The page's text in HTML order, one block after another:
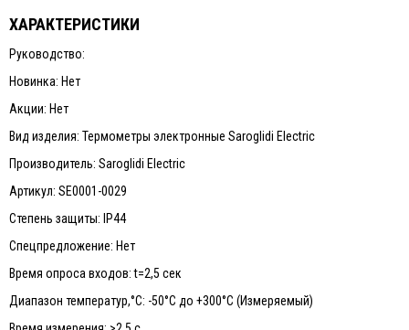
ХАРАКТЕРИСТИКИ
Руководство:
Новинка: Нет
Акции: Нет
Вид изделия: Термометры электронные Saroglidi Electric
Производитель: Saroglidi Electric
Артикул: SE0001-0029
Степень защиты: IP44
Спецпредложение: Нет
Время опроса входов: t=2,5 сек
Диапазон температур,°С: -50°C до +300°C (Измеряемый)